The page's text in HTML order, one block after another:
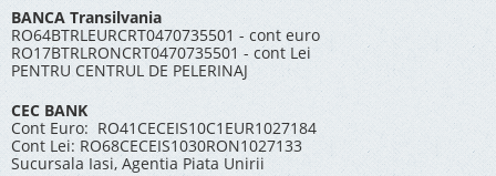
BANCA Transilvania
RO64BTRLEURCRT0470735501 - cont euro
RO17BTRLRONCRT0470735501 - cont Lei
PENTRU CENTRUL DE PELERINAJ
CEC BANK
Cont Euro: RO41CECEIS10C1EUR1027184
Cont Lei: RO68CECEIS1030RON1027133
Sucursala Iasi, Agentia Piata Unirii